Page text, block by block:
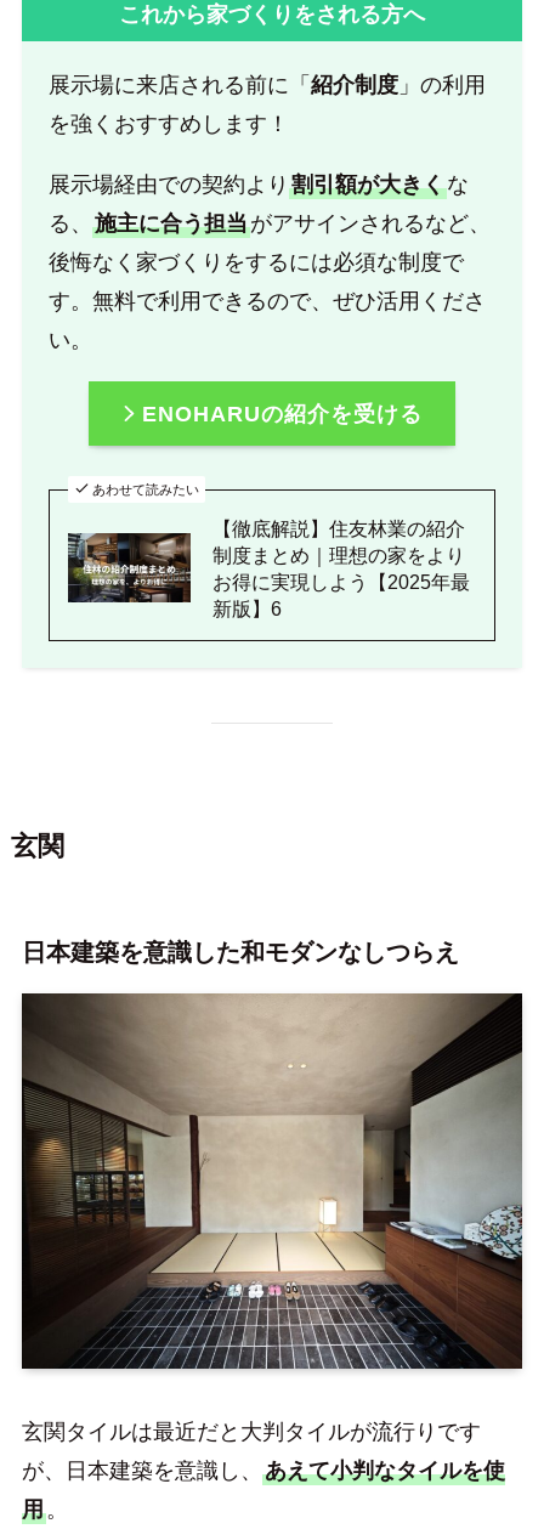
これから家づくりをされる方へ
展示場に来店される前に「紹介制度 」の利用
を強くおすすめします！
展示場経由での契約より割引額が大きくな
る、施主に合う担当がアサインされるなど、
後悔なく家づくりをするには必須な制度で
す。無料で利用できるので、ぜひ活用くださ
い。
ENOHARUの紹介を受ける
あわせて読みたい
【徹底解説】住友林業の紹介
制度まとめ｜理想の家をより
お得に実現しよう【2025年最
新版】6
玄関
日本建築を意識した和モダンなしつらえ
玄関タイルは最近だと大判タイルが流行りです
が、日本建築を意識し、 あえて小判なタイルを使
用。